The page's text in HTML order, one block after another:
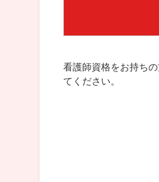
看護師資格をお持ち
てください。